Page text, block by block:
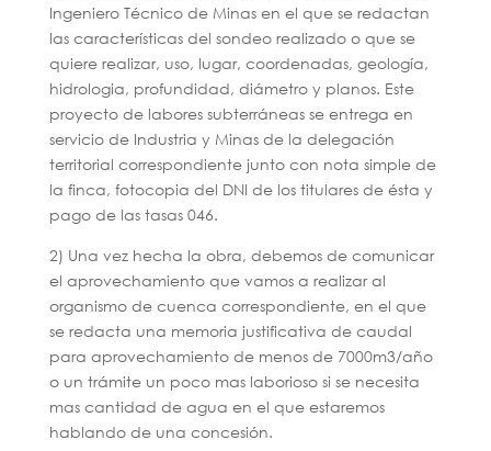
Ingeniero Técnico de Minas en el que se redactan
las características del sondeo realizado o que se
quiere realizar, uso, lugar, coordenadas, geología,
hidrologia, profundidad, diámetro y planos. Este
proyecto de labores subterráneas se entrega en
servicio de Industria y Minas de la delegación
territorial correspondiente junto con nota simple de
la finca, fotocopia del DNI de los titulares de ésta y
pago de las tasas 046.
2) Una vez hecha la obra, debemos de comunicar
el aprovechamiento que vamos a realizar al
organismo de cuenca correspondiente, en el que
se redacta una memoria justificativa de caudal
para aprovechamiento de menos de 7000m3/año
o un trámite un poco mas laborioso si se necesita
mas cantidad de agua en el que estaremos
hablando de una concesión.